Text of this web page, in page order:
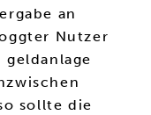
an
Nutzer
sollte die